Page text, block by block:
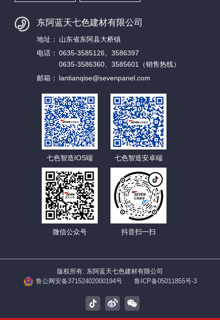
东阿蓝天七色建材有限公司
地址：
山东省东阿县大桥镇
电话： 0635-3585126、3586397
0635-3586360、3585601（销售热线）
邮箱：
lantianqise@sevenpanel.com
七色智造IOS端 七色智造安卓端
微信公众号 抖音扫一扫
版权所有: 东阿蓝天七色建材有限公司
鲁公网安备37152402000194号
鲁ICP备05011855号-3